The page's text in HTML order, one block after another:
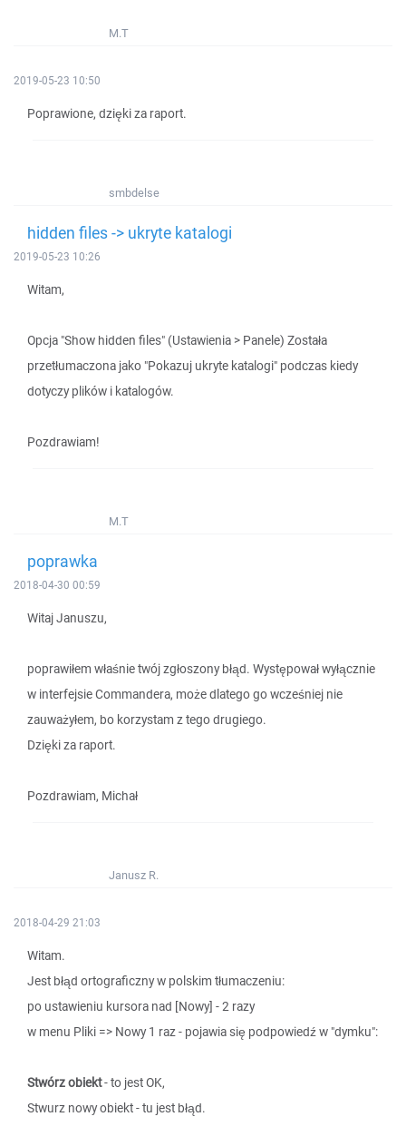
M.T
2019-05-23 10:50
Poprawione, dzięki za raport.
smbdelse
hidden files -> ukryte katalogi
2019-05-23 10:26
Witam,
Opcja "Show hidden files" (Ustawienia > Panele) Została
przetłumaczona jako "Pokazuj ukryte katalogi" podczas kiedy
dotyczy plików i katalogów.
Pozdrawiam!
M.T
poprawka
2018-04-30 00:59
Witaj Januszu,
poprawiłem właśnie twój zgłoszony błąd. Występował wyłącznie
w interfejsie Commandera, może dlatego go wcześniej nie
zauważyłem, bo korzystam z tego drugiego.
Dzięki za raport.
Pozdrawiam, Michał
Janusz R.
2018-04-29 21:03
Witam.
Jest błąd ortograficzny w polskim tłumaczeniu:
po ustawieniu kursora nad [Nowy] - 2 razy
w menu Pliki => Nowy 1 raz - pojawia się podpowiedź w "dymku":
Stwórz obiekt- to jest OK,
Stwurz nowy obiekt - tu jest błąd.